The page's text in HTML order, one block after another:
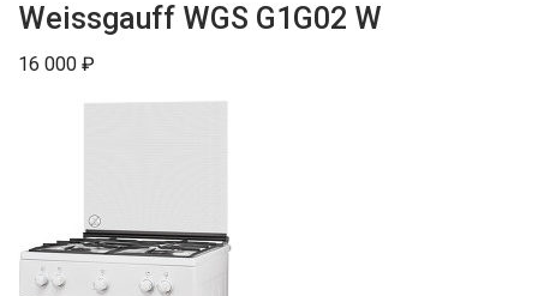
Weissgauff WGS G1G02 W
16 000 ₽